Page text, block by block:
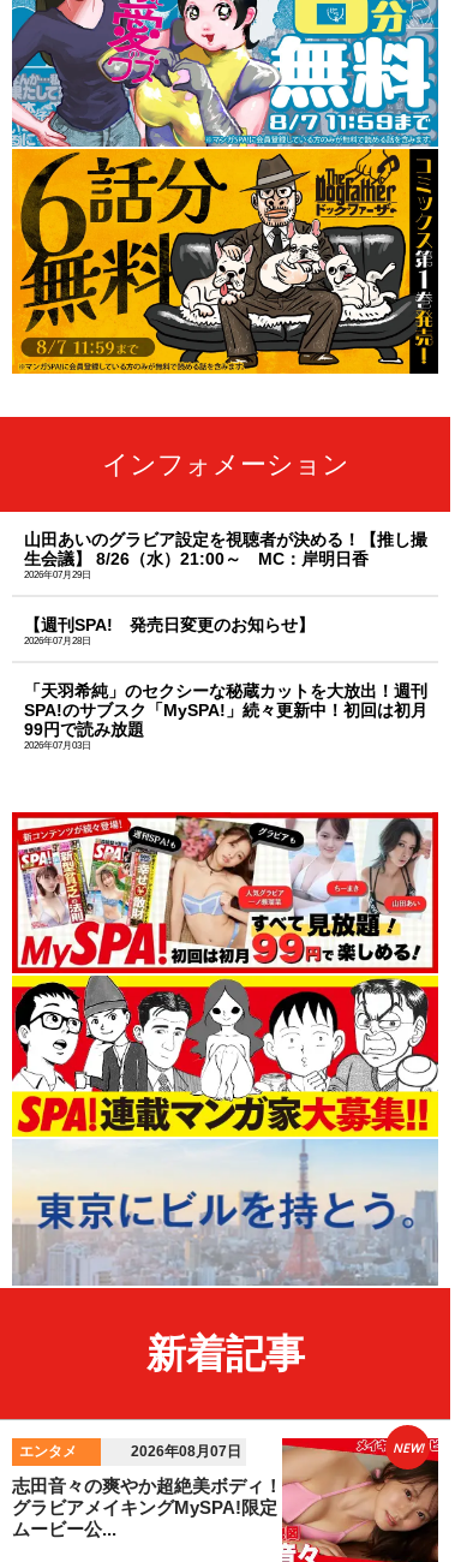
インフォメーション
山田あいのグラビア設定を視聴者が決める！【推し撮
生会議】 8/26（水）21:00～ MC：岸明日香
2026年07月29日
【週刊SPA! 発売日変更のお知らせ】
2026年07月28日
「天羽希純」のセクシーな秘蔵カットを大放出！週刊
SPA!のサブスク「MySPA!」続々更新中！初回は初月
99円で読み放題
2026年07月03日
新着記事
エンタメ 2026年08月07日
志田音々の爽やか超絶美ボディ！
グラビアメイキングMySPA!限定
ムービー公...
NEW!